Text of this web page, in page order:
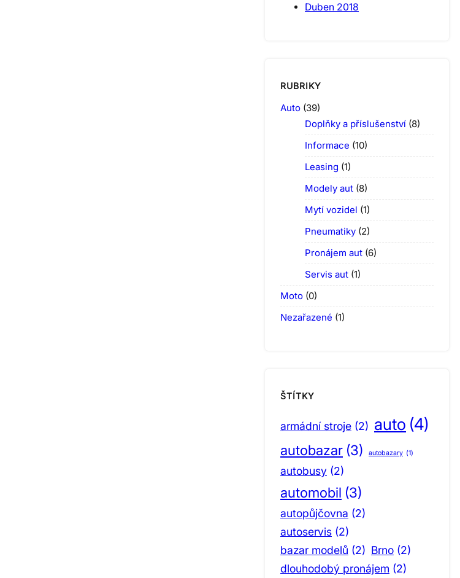
Duben 2018
RUBRIKY
Auto (39)
Doplňky a příslušenství (8)
Informace (10)
Leasing (1)
Modely aut (8)
Mytí vozidel (1)
Pneumatiky (2)
Pronájem aut (6)
Servis aut (1)
Moto (0)
Nezařazené (1)
ŠTÍTKY
armádní stroje (2) auto (4)
autobazar (3) autobazary (1)
autobusy (2)
automobil (3)
autopůjčovna (2)
autoservis (2)
bazar modelů (2) Brno (2)
dlouhodobý pronájem (2)